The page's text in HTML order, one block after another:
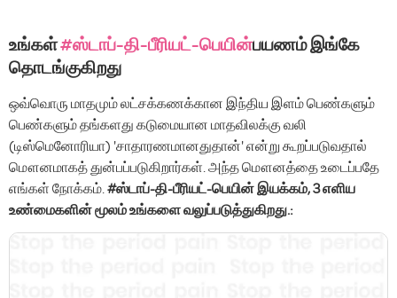
உங்கள்#ஸ்டாப்-தி-பீரியட்-பெயின்பயணம் இங்கே
தொடங்குகிறது
ஒவ்வொரு மாதமும் லட்சக்கணக்கான இந்திய இளம் பெண்களும்
பெண்களும் தங்களது கடுமையான மாதவிலக்கு வலி
(டிஸ்மெனோரியா) 'சாதாரணமானதுதான்' என்று கூறப்படுவதால்
மௌனமாகத் துன்பப்படுகிறார்கள். அந்த மௌனத்தை உடைப்பதே
எங்கள் நோக்கம்.#ஸ்டாப்-தி-பீரியட்-பெயின் இயக்கம், 3 எளிய
உண்மைகளின் மூலம் உங்களை வலுப்படுத்துகிறது.: